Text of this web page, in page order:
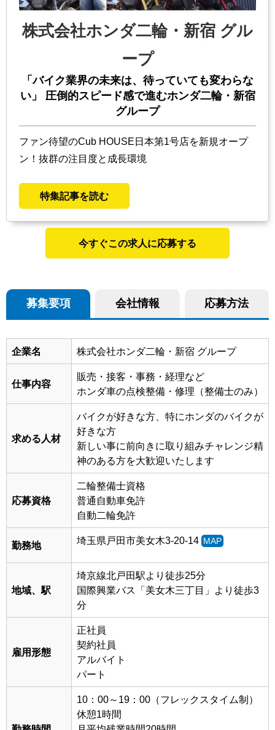
株式会社ホンダ二輪・新宿 グル
ープ
「バイク業界の未来は、待っていても変わらな
い」 圧倒的スピード感で進むホンダ二輪・新宿
グループ
ファン待望のCub HOUSE日本第1号店を新規オープ
ン！抜群の注目度と成長環境
特集記事を読む
今すぐこの求人に応募する
募集要項 会社情報 応募方法
企業名 株式会社ホンダ二輪・新宿 グループ
仕事内容
販売・接客・事務・経理など
ホンダ車の点検整備・修理（整備士のみ）
求める人材
バイクが好きな方、特にホンダのバイクが
好きな方
新しい事に前向きに取り組みチャレンジ精
神のある方を大歓迎いたします
応募資格
二輪整備士資格
普通自動車免許
自動二輪免許
勤務地 埼玉県戸田市美女木3-20-14 MAP
地域、駅
埼京線北戸田駅より徒歩25分
国際興業バス「美女木三丁目」より徒歩3
分
雇用形態
正社員
契約社員
アルバイト
パート
10：00～19：00（フレックスタイム制）
休憩1時間